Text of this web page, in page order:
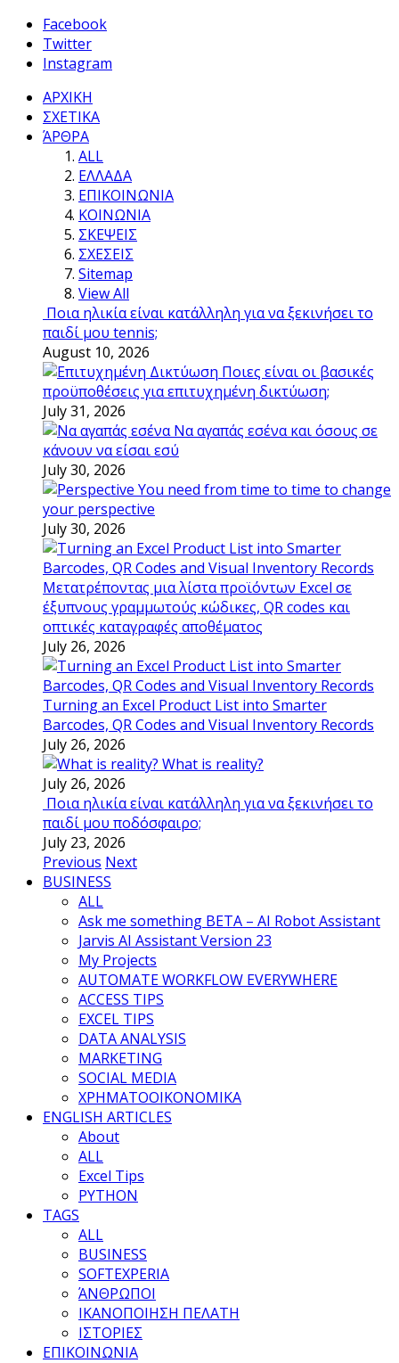
Facebook
Twitter
Instagram
ΑΡΧΙΚΗ
ΣΧΕΤΙΚΑ
ΆΡΘΡΑ
ALL
ΕΛΛΑΔΑ
ΕΠΙΚΟΙΝΩΝΙΑ
ΚΟΙΝΩΝΙΑ
ΣΚΕΨΕΙΣ
ΣΧΕΣΕΙΣ
Sitemap
View All
Ποια ηλικία είναι κατάλληλη για να ξεκινήσει το
παιδί μου tennis;
August 10, 2026
Ποιες είναι οι βασικές
προϋποθέσεις για επιτυχημένη δικτύωση;
July 31, 2026
Να αγαπάς εσένα και όσους σε
κάνουν να είσαι εσύ
July 30, 2026
You need from time to time to change
your perspective
July 30, 2026
Μετατρέποντας μια λίστα προϊόντων Excel σε
έξυπνους γραμμωτούς κώδικες, QR codes και
οπτικές καταγραφές αποθέματος
July 26, 2026
Turning an Excel Product List into Smarter
Barcodes, QR Codes and Visual Inventory Records
July 26, 2026
What is reality?
July 26, 2026
Ποια ηλικία είναι κατάλληλη για να ξεκινήσει το
παιδί μου ποδόσφαιρο;
July 23, 2026
Previous Next
BUSINESS
ALL
Ask me something BETA – AI Robot Assistant
Jarvis AI Assistant Version 23
My Projects
AUTOMATE WORKFLOW EVERYWHERE
ACCESS TIPS
EXCEL TIPS
DATA ANALYSIS
MARKETING
SOCIAL MEDIA
ΧΡΗΜΑΤΟΟΙΚΟΝΟΜΙΚΑ
ENGLISH ARTICLES
About
ALL
Excel Tips
PYTHON
TAGS
ALL
BUSINESS
SOFTEXPERIA
ΆΝΘΡΩΠΟΙ
ΙΚΑΝΟΠΟΙΗΣΗ ΠΕΛΑΤΗ
ΙΣΤΟΡΙΕΣ
ΕΠΙΚΟΙΝΩΝΙΑ